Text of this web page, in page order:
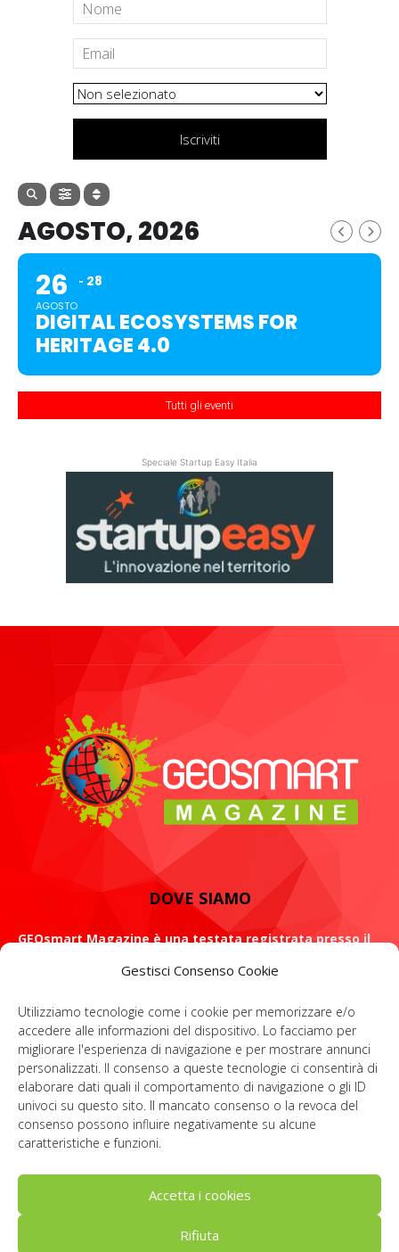
Gestisci Consenso Cookie
Utilizziamo tecnologie come i cookie per memorizzare e/o
accedere alle informazioni del dispositivo. Lo facciamo per
migliorare l'esperienza di navigazione e per mostrare annunci
personalizzati. Il consenso a queste tecnologie ci consentirà di
elaborare dati quali il comportamento di navigazione o gli ID
univoci su questo sito. Il mancato consenso o la revoca del
consenso possono influire negativamente su alcune
caratteristiche e funzioni.
Accetta i cookies
Rifiuta
Iscriviti
AGOSTO, 2026
26
AGOSTO
28
DIGITAL ECOSYSTEMS FOR
HERITAGE 4.0
Tutti gli eventi
Speciale Startup Easy Italia
DOVE SIAMO
GEOsmart Magazine è una testata registrata presso il
ROMA: Via Casilina 98, 00182
Contattaci:info@geosmartmagazine.it
SOCIAL